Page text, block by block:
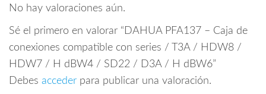
No hay valoraciones aún.
Sé el primero en valorar “DAHUA PFA137 – Caja de
conexiones compatible con series / T3A / HDW8 /
HDW7 / H dBW4 / SD22 / D3A / H dBW6”
Debes acceder para publicar una valoración.